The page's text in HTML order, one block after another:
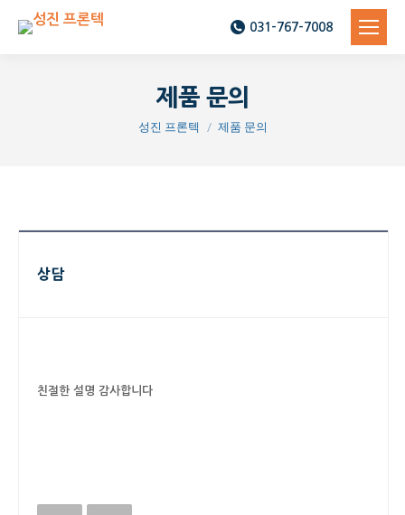
031-767-7008
제품 문의
You are here:
성진 프론텍 제품 문의
상담
친절한 설명 감사합니다